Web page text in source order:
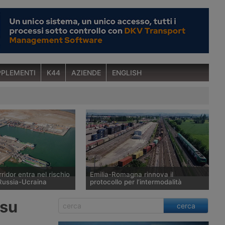
K44 AZIENDE ENGLISH
entra nel rischio
Ucraina
fra il 25 e il 26
Emilia-Romagna rinnova il
protocollo per l’intermodalità
La Regione Emilia-Romagna ha
rinnovato il Protocollo Er.i.c. con
cerca